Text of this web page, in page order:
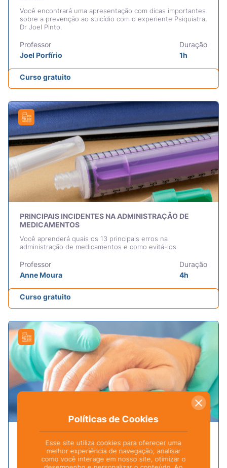
Você encontrará uma apresentação com dicas importantes
sobre a prevenção ao suicídio com o experiente Psiquiatra,
Dr Joel Pinto.
Professor
Joel Porfírio
Duração
1h
Curso gratuito
PRINCIPAIS INCIDENTES NA ADMINISTRAÇÃO DE
MEDICAMENTOS
Você aprenderá quais os 13 principais erros na
administração de medicamentos e como evitá-los
Professor
Anne Moura
Duração
4h
Curso gratuito
DE SEGURANÇA DO PACIENTE
Você aprenderá , sobre riscos, eventos adversos e os
Políticas de Cookies
Esse site utiliza cookies para oferecer uma
melhor experiência de navegação, analisar
como você interage em nosso site, otimizar o
×